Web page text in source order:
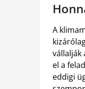
A
vállalják
el a
eddigi